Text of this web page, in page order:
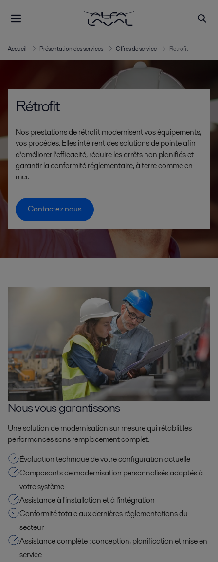
Accueil Présentation des services Offres de service Retrofit
Rétrofit
Nos prestations de rétrofit modernisent vos équipements,
vos procédés. Elles intèfrent des solutions de pointe afin
d’améliorer l’efficacité, réduire les arrêts non planifiés et
garantir la conformité réglementaire, à terre comme en
mer.
Contactez nous
Nous vous garantissons
Une solution de modernisation sur mesure qui rétablit les
performances sans remplacement complet.
Évaluation technique de votre configuration actuelle
Composants de modernisation personnalisés adaptés à
votre système
Assistance à l'installation et à l'intégration
Conformité totale aux dernières réglementations du
secteur
Assistance complète : conception, planification et mise en
service